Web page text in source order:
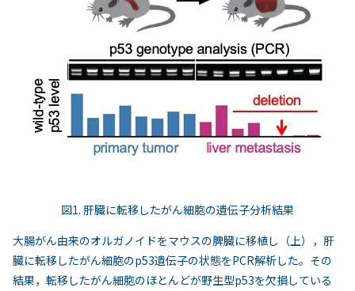
図1. 肝臓に転移したがん細胞の遺伝子分析結果
大腸がん由来のオルガノイドをマウスの脾臓に移植し（上），肝
臓に転移したがん細胞のp53遺伝子の状態をPCR解析した。その
結果，転移したがん細胞のほとんどが野生型p53を欠損している